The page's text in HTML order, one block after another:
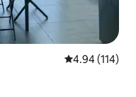
Calificación
4.94 (114)